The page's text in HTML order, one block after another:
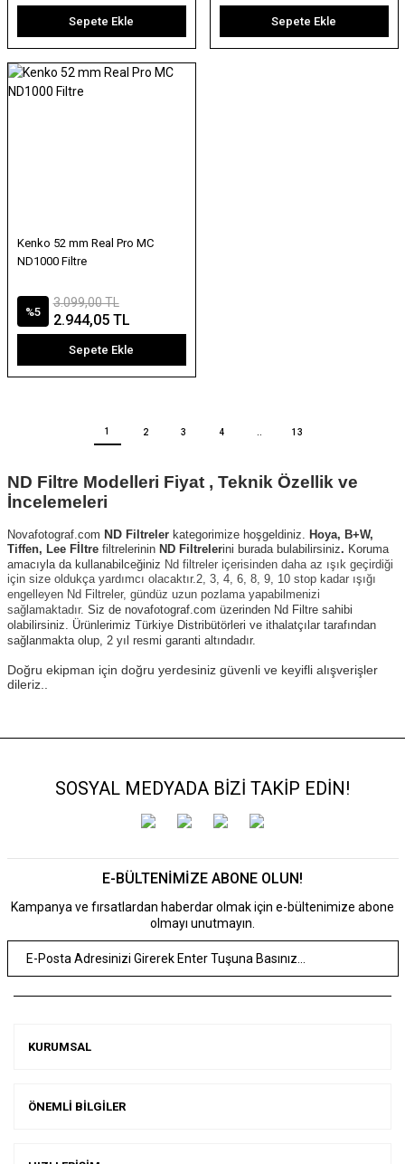
Sepete Ekle Sepete Ekle
Kenko 52 mm Real Pro MC
ND1000 Filtre
%5
3.099,00 TL
2.944,05 TL
Sepete Ekle
1 2 3 4 13
ND Filtre Modelleri Fiyat , Teknik Özellik ve
İncelemeleri
Novafotograf.com ND Filtreler kategorimize hoşgeldiniz. Hoya, B+W,
Tiffen, Lee Fİltrefiltrelerinin ND Filtrelerini burada bulabilirsiniz. Koruma
amacıyla da kullanabilceğiniz Nd filtreler içerisinden daha az ışık geçirdiği
için size oldukça yardımcı olacaktır.2, 3, 4, 6, 8, 9, 10 stop kadar ışığı
engelleyen Nd Filtreler, gündüz uzun pozlama yapabilmenizi
sağlamaktadır. Siz de novafotograf.com üzerinden Nd Filtre sahibi
olabilirsiniz. Ürünlerimiz Türkiye Distribütörleri ve ithalatçılar tarafından
sağlanmakta olup, 2 yıl resmi garanti altındadır.
Doğru ekipman için doğru yerdesiniz güvenli ve keyifli alışverişler
dileriz..
SOSYAL MEDYADA BİZİ TAKİP EDİN!
E-BÜLTENİMİZE ABONE OLUN!
Kampanya ve fırsatlardan haberdar olmak için e-bültenimize abone
olmayı unutmayın.
KURUMSAL
ÖNEMLİ BİLGİLER